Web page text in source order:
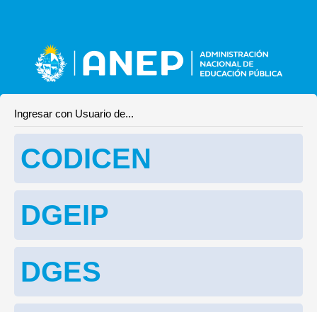
Ingresar con Usuario de...
CODICEN
DGEIP
DGES